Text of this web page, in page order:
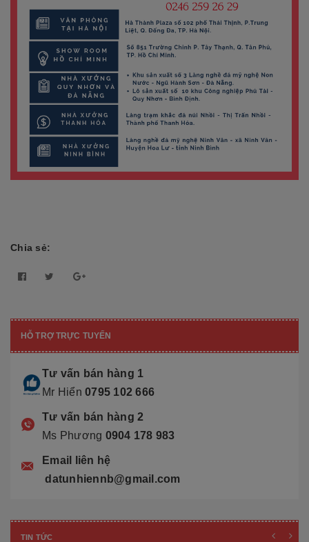
Chia sẻ:
HỖ TRỢ TRỰC TUYẾN
Tư vấn bán hàng 1
Mr Hiển 0795 102 666
Tư vấn bán hàng 2
Ms Phương 0904 178 983
Email liên hệ
datunhiennb@gmail.com
TIN TỨC